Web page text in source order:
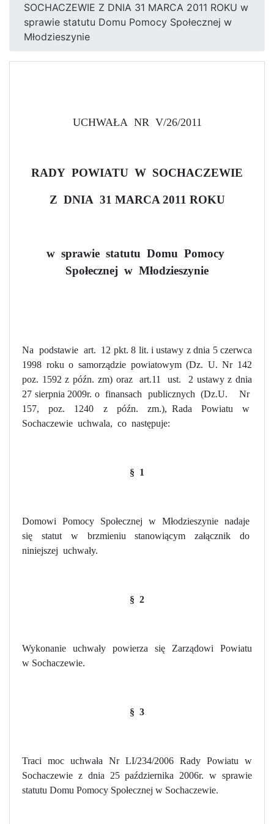
SOCHACZEWIE Z DNIA 31 MARCA 2011 ROKU w
sprawie statutu Domu Pomocy Społecznej w
Młodzieszynie
UCHWAŁA NR V/26/2011
RADY POWIATU W SOCHACZEWIE
Z DNIA 31 MARCA 2011 ROKU
w sprawie statutu Domu Pomocy
Społecznej w Młodzieszynie
Na podstawie art. 12 pkt. 8 lit. i ustawy z dnia 5 czerwca
1998 roku o samorządzie powiatowym (Dz. U. Nr 142
poz. 1592 z późn. zm) oraz
art.11 ust.
2 ustawy z dnia
27 sierpnia 2009r. o finansach publicznych (Dz.U.
Nr
157,
poz. 1240 z późn. zm.), Rada Powiatu
w
Sochaczewie uchwala, co następuje:
§ 1
Domowi Pomocy Społecznej w Młodzieszynie nadaje
się
statut w brzmieniu stanowiącym załącznik
do
niniejszej uchwały.
§ 2
Wykonanie uchwały powierza się Zarządowi
Powiatu
w Sochaczewie.
§ 3
Traci moc uchwała Nr LI/234/2006 Rady Powiatu w
Sochaczewie z dnia 25 października 2006r. w sprawie
statutu Domu Pomocy Społecznej w Sochaczewie.